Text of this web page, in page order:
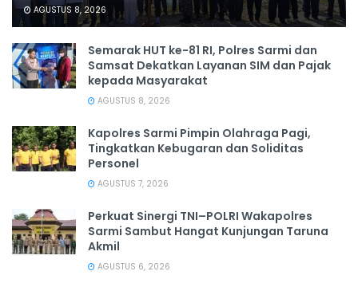
AGUSTUS 8, 2026
Semarak HUT ke-81 RI, Polres Sarmi dan
Samsat Dekatkan Layanan SIM dan Pajak
kepada Masyarakat
AGUSTUS 8, 2026
Kapolres Sarmi Pimpin Olahraga Pagi,
Tingkatkan Kebugaran dan Soliditas
Personel
AGUSTUS 7, 2026
Perkuat Sinergi TNI–POLRI Wakapolres
Sarmi Sambut Hangat Kunjungan Taruna
Akmil
AGUSTUS 6, 2026